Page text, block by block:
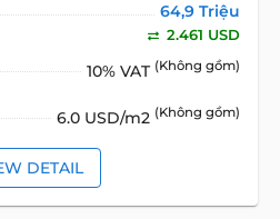
64,9 Triệu
2.461 USD
10% VAT (Không gồm)
6.0 USD/m2 (Không gồm)
DETAIL